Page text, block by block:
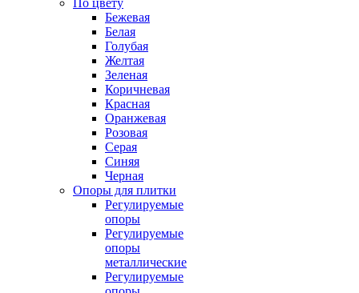
По цвету
Бежевая
Белая
Голубая
Желтая
Зеленая
Коричневая
Красная
Оранжевая
Розовая
Серая
Синяя
Черная
Опоры для плитки
Регулируемые
опоры
Регулируемые
опоры
металлические
Регулируемые